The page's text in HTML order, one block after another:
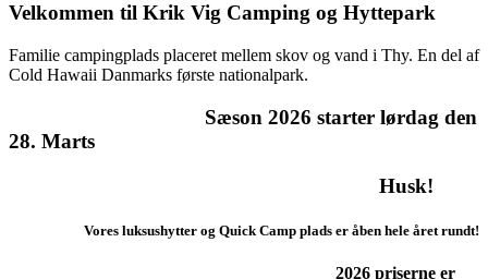
Velkommen til Krik Vig Camping og Hyttepark
Familie campingplads placeret mellem skov og vand i Thy. En del af
Cold Hawaii Danmarks første nationalpark.
Sæson 2026 starter lørdag den
28. Marts
Husk!
Vores luksushytter og Quick Camp plads er åben hele året rundt!
2026 priserne er